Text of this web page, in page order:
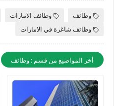
وظائف وظائف الامارات
وظائف شاغرة في الامارات
أخر المواضيع من قسم : وظائف